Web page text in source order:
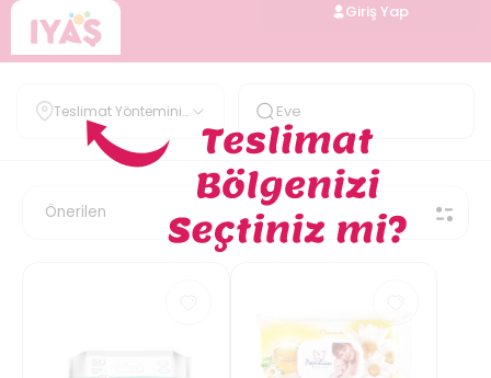
Giriş Yap
Teslimat Yöntemini
Belirle